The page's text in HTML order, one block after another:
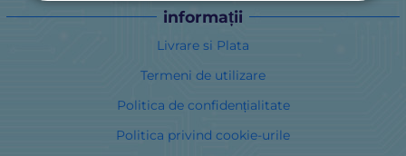
informații
Livrare si Plata
Termeni de utilizare
Politica de confidențialitate
Politica privind cookie-urile